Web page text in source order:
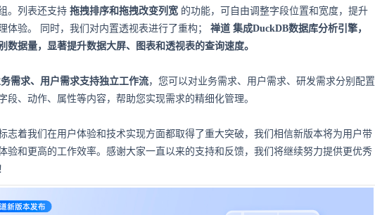
。列表还支持 拖拽排序和拖拽改变列宽 的功能，可自由调整字段位置和宽度，提升
体验。
同时，我们对内置透视表进行了重构； 禅道 集成DuckDB数据库分析引擎，
数据量，显著提升数据大屏、图表和透视表的查询速度。
需求、用户需求支持独立工作流，您可以对业务需求、用户需求、研发需求分别配置
段、动作、属性等内容，帮助您实现需求的精细化管理。
志着我们在用户体验和技术实现方面都取得了重大突破，我们相信新版本将为用户带
验和更高的工作效率。感谢大家一直以来的支持和反馈，我们将继续努力提供更优秀